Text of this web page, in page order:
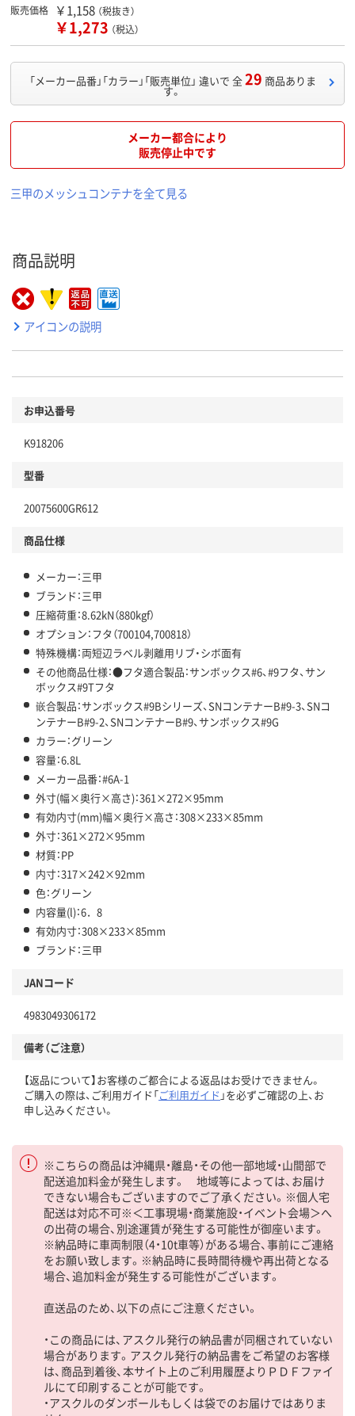
販売価格 ￥1,158 （税抜き）
￥1,273 （税込）
「メーカー品番」「カラー」「販売単位」 違いで 全29 商品ありま
す。
メーカー都合により
販売停止中です
三甲のメッシュコンテナを全て見る
商品説明
アイコンの説明
お申込番号
K918206
型番
20075600GR612
商品仕様
メーカー：三甲
ブランド：三甲
圧縮荷重：8.62kN（880kgf）
オプション：フタ（700104,700818）
特殊機構：両短辺ラベル剥離用リブ・シボ面有
その他商品仕様：●フタ適合製品：サンボックス#6、#9フタ、サン
ボックス#9Tフタ
嵌合製品：サンボックス#9Bシリーズ、SNコンテナーB#9-3、SNコ
ンテナーB#9-2、SNコンテナーB#9、サンボックス#9G
カラー：グリーン
容量：6.8L
メーカー品番：#6A-1
外寸(幅×奥行×高さ)：361×272×95mm
有効内寸(mm)幅×奥行×高さ：308×233×85mm
外寸：361×272×95mm
材質：PP
内寸：317×242×92mm
色：グリーン
内容量(l)：6．8
有効内寸：308×233×85mm
ブランド：三甲
JANコード
4983049306172
備考（ご注意）
【返品について】お客様のご都合による返品はお受けできません。
ご購入の際は、ご利用ガイド「ご利用ガイド 」を必ずご確認の上、お
申し込みください。
※こちらの商品は沖縄県・離島・その他一部地域・山間部で
配送追加料金が発生します。 地域等によっては、お届け
できない場合もございますのでご了承ください。※個人宅
配送は対応不可※＜工事現場・商業施設・イベント会場＞へ
の出荷の場合、別途運賃が発生する可能性が御座います。
※納品時に車両制限（4・10t車等）がある場合、事前にご連絡
をお願い致します。※納品時に長時間待機や再出荷となる
場合、追加料金が発生する可能性がございます。
直送品のため、以下の点にご注意ください。
・この商品には、アスクル発行の納品書が同梱されていない
場合があります。アスクル発行の納品書をご希望のお客様
は、商品到着後、本サイト上のご利用履歴よりＰＤＦファイ
ルにて印刷することが可能です。
・アスクルのダンボールもしくは袋でのお届けではありま